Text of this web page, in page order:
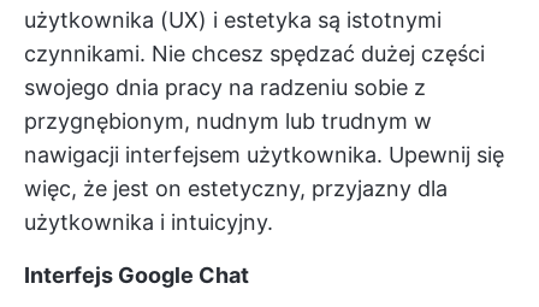
użytkownika (UX) i estetyka są istotnymi
czynnikami. Nie chcesz spędzać dużej części
swojego dnia pracy na radzeniu sobie z
przygnębionym, nudnym lub trudnym w
nawigacji interfejsem użytkownika. Upewnij się
więc, że jest on estetyczny, przyjazny dla
użytkownika i intuicyjny.
Interfejs Google Chat